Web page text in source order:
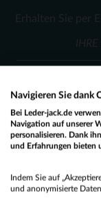
34 36
Erhalten Sie per
per E-
Navigieren Sie dank
Bei Leder-jack.de
Navigation auf unserer
personalisieren. Dank
und Erfahrungen bieten
Indem Sie auf
und anonymisierte